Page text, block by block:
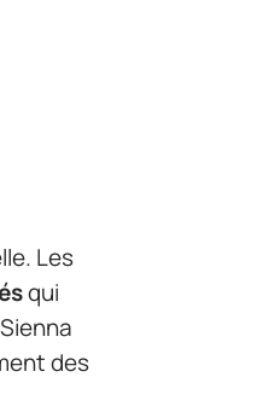
Les
qui
des